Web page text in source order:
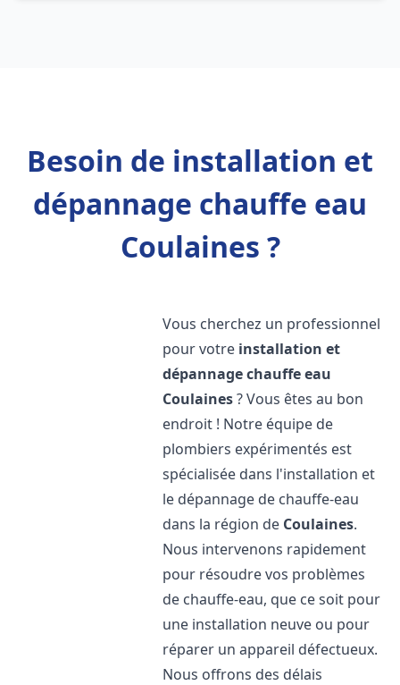
Besoin de installation et
dépannage chauffe eau
Coulaines ?
Vous cherchez un professionnel
pour votre installation et
dépannage chauffe eau
Coulaines? Vous êtes au bon
endroit ! Notre équipe de
plombiers expérimentés est
spécialisée dans l'installation et
le dépannage de chauffe-eau
dans la région de Coulaines.
Nous intervenons rapidement
pour résoudre vos problèmes
de chauffe-eau, que ce soit pour
une installation neuve ou pour
réparer un appareil défectueux.
Nous offrons des délais